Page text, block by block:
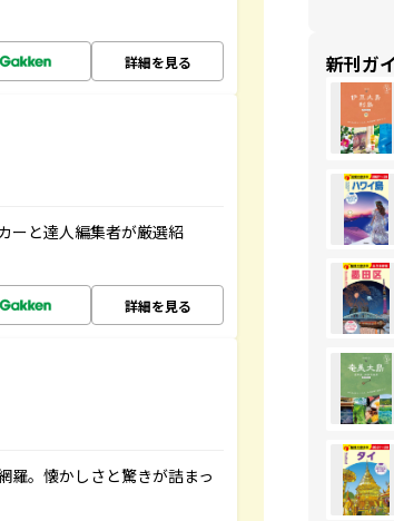
詳細を見る
ーと達人編集者が厳選紹
詳細を見る
羅。懐かしさと驚きが詰まっ
新刊ガ